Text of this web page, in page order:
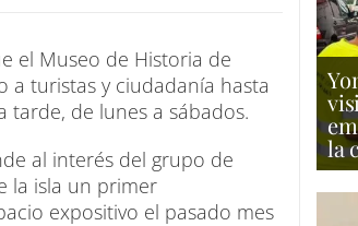
el Museo de Historia de
a turistas y ciudadanía hasta
de lunes a sábados.
al interés del grupo de
la isla un primer
expositivo el pasado mes
la